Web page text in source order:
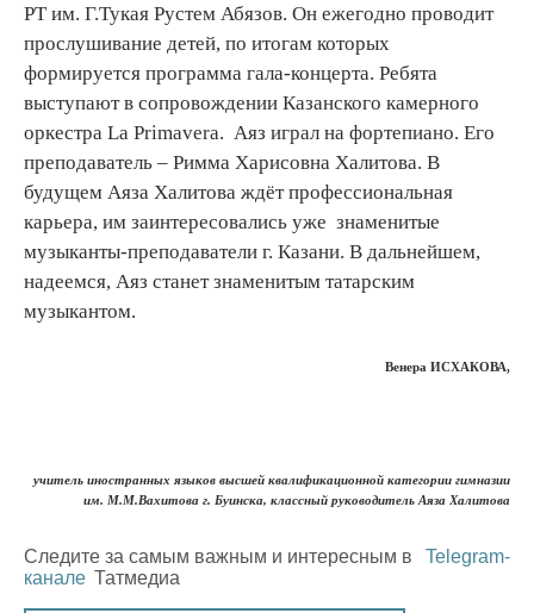
РТ им. Г.Тукая Рустем Абязов. Он ежегодно проводит
прослушивание детей, по итогам которых
формируется программа гала-концерта. Ребята
выступают в сопровождении Казанского камерного
оркестра La Primavera. Аяз играл на фортепиано. Его
преподаватель – Римма Харисовна Халитова. В
будущем Аяза Халитова ждёт профессиональная
карьера, им заинтересовались уже знаменитые
музыканты-преподаватели г. Казани. В дальнейшем,
надеемся, Аяз станет знаменитым татарским
музыкантом.
Венера ИСХАКОВА,
учитель иностранных языков высшей квалификационной категории гимназии
им. М.М.Вахитова г. Буинска, классный руководитель Аяза Халитова
Следите за самым важным и интересным в
Telegram-
канале Татмедиа